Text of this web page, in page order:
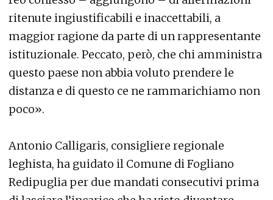
ritenute ingiustificabili e inaccettabili, a
maggior ragione da parte di un rappresentante
istituzionale. Peccato, però, che chi amministra
questo paese non abbia voluto prendere le
distanza e di questo ce ne rammarichiamo non
poco».
Antonio Calligaris, consigliere regionale
leghista, ha guidato il Comune di Fogliano
Redipuglia per due mandati consecutivi prima